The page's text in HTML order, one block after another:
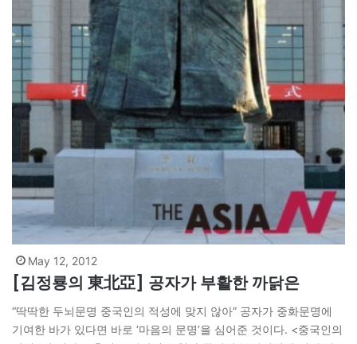
May 12, 2012
[김정룡의 東北亞] 공자가 부활한 까닭은
“딱딱한 두뇌문명 중국인의 적성에 맞지 않아” 공자가 중화문명에
기여한 바가 있다면 바로 ‘마음의 문명’을 심어준 것이다. <중국인의